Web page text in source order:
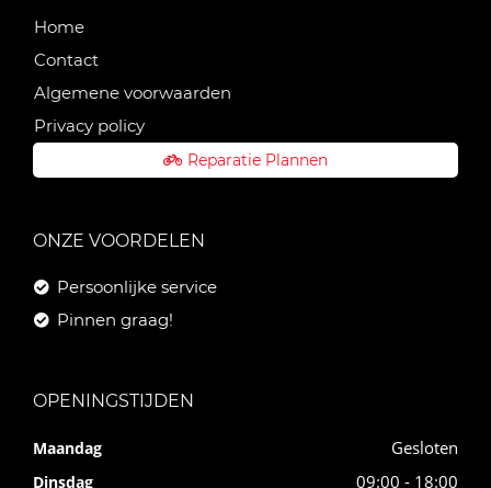
Home
Contact
Algemene voorwaarden
Privacy policy
Reparatie Plannen
ONZE VOORDELEN
Persoonlijke service
Pinnen graag!
OPENINGSTIJDEN
Maandag Gesloten
Dinsdag 09:00 - 18:00